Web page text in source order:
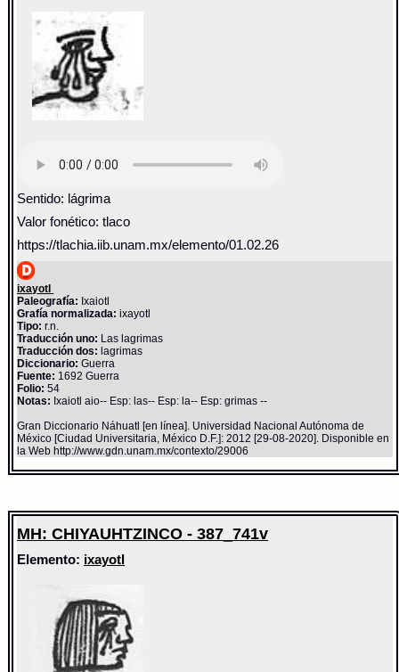
Sentido: lágrima
Valor fonético: tlaco
https://tlachia.iib.unam.mx/elemento/01.02.26
ixayotl
Paleografía: Ixaiotl
Grafía normalizada: ixayotl
Tipo: r.n.
Traducción uno: Las lagrimas
Traducción dos: lagrimas
Diccionario:Guerra
Fuente: 1692 Guerra
Folio: 54
Notas: Ixaiotl aio-- Esp: las-- Esp: la-- Esp: grimas --
Gran Diccionario Náhuatl [en línea]. Universidad Nacional Autónoma de
México [Ciudad Universitaria, México D.F.]: 2012 [29-08-2020]. Disponible en
la Web http://www.gdn.unam.mx/contexto/29006
MH: CHIYAUHTZINCO - 387_741v
Elemento: ixayotl